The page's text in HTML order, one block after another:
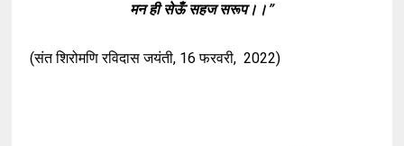
मन ही सेऊँ सहज सरूप।।”
(संत शिरोमणि रविदास जयंती, 16 फरवरी, 2022)